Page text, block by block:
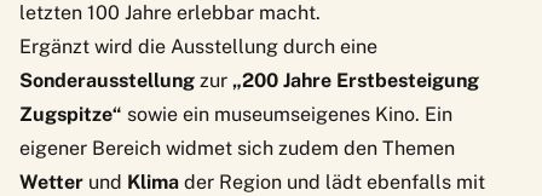
letzten 100 Jahre erlebbar macht.
Ergänzt wird die Ausstellung durch eine
Sonderausstellung zur „200 Jahre Erstbesteigung
Zugspitze“ sowie ein museumseigenes Kino. Ein
eigener Bereich widmet sich zudem den Themen
Wetter und Klima der Region und lädt ebenfalls mit